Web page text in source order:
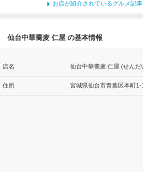
お店が紹介されているグルメ記
仙台中華蕎麦 仁屋 の基本情報
店名 仙台中華蕎麦 仁屋 (せん
住所 宮城県仙台市青葉区本町